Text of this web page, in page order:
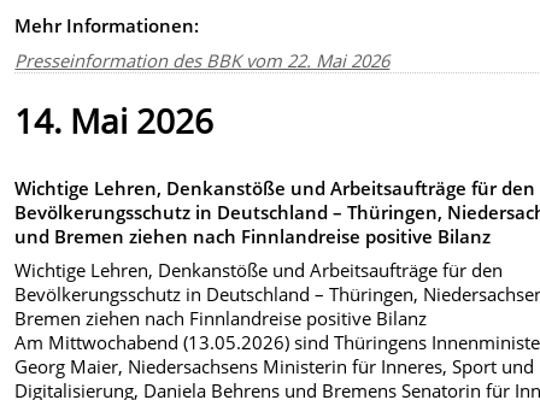
Mehr Informationen:
Presseinformation des BBK vom 22. Mai 2026
14. Mai 2026
Wichtige Lehren, Denkanstöße und Arbeitsaufträge für den
Bevölkerungsschutz in Deutschland – Thüringen,
und Bremen ziehen nach Finnlandreise positive Bilanz
Wichtige Lehren, Denkanstöße und Arbeitsaufträge für den
Bevölkerungsschutz in Deutschland – Thüringen,
Bremen ziehen nach Finnlandreise positive Bilanz
Am Mittwochabend (13.05.2026) sind Thüringens
Georg Maier, Niedersachsens Ministerin für Inneres, Sport und
Digitalisierung, Daniela Behrens und Bremens Senatorin für